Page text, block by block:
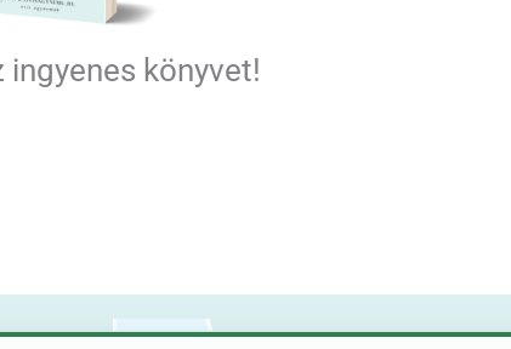
ingyenes könyvet!